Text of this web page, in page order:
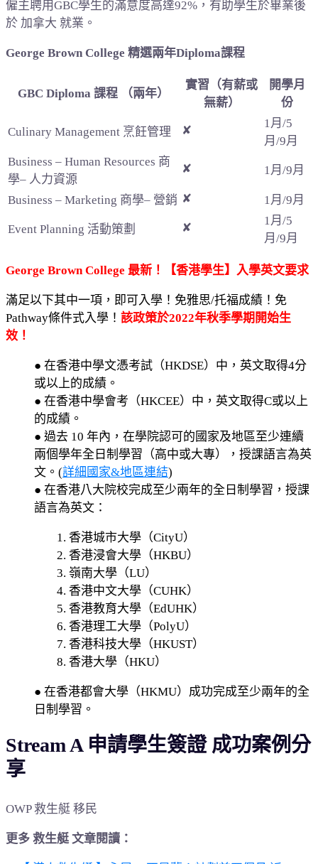
僱主聘用GBC學生的滿意度高達92%，有助學生於畢業後
於 加拿大 就業。
George Brown College 精選兩年Diploma課程
GBC Diploma 課程 （兩年）
實習（有薪或
無薪）
開學月
份
Culinary Management 烹飪管理 ✘
1月/5
月/9月
Business – Human Resources 商
學– 人力資源
✘ 1月/9月
Business – Marketing 商學– 營銷 ✘ 1月/9月
Event Planning 活動策劃 ✘
1月/5
月/9月
George Brown College 最新！【香港學生】入學英文要求
滿足以下其中一項，即可入學！免雅思/托福成績！免
Pathway條件式入學！ 該政策於2022年秋季學期開始生
效！
● 在香港中學文憑考試（HKDSE）中，英文取得4分
或以上的成績。
● 在香港中學會考（HKCEE）中，英文取得C或以上
的成績。
● 過去 10 年內，在學院認可的國家及地區至少連續
兩個學年全日制學習（高中或大專），授課語言為英
文。(詳細國家&地區連結)
● 在香港八大院校完成至少兩年的全日制學習，授課
語言為英文：
1. 香港城市大學（CityU）
2. 香港浸會大學（HKBU）
3. 嶺南大學（LU）
4. 香港中文大學（CUHK）
5. 香港教育大學（EdUHK）
6. 香港理工大學（PolyU）
7. 香港科技大學（HKUST）
8. 香港大學（HKU）
● 在香港都會大學（HKMU）成功完成至少兩年的全
日制學習。
Stream A 申請學生簽證 成功案例分
享
OWP 救生艇 移民
更多 救生艇 文章閱讀：